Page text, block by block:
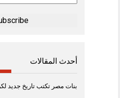
Address
أحدث المقالات
بنات مصر تكتب تاريخ جديد